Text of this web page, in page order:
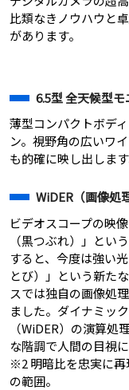
比類なきノウハウと
があります。
6.5型 全天候型モ
薄型コンパクトボデ
ン。視野角の広いワ
も的確に映し出します
WiDER（画像処
ビデオスコープの映
（黒つぶれ）」とい
すると、今度は強い
とび）」という新た
スでは独自の画像処
ました。ダイナミッ
（WiDER）の演算
な階調で人間の目視
※2 明暗比を忠実に
の範囲。